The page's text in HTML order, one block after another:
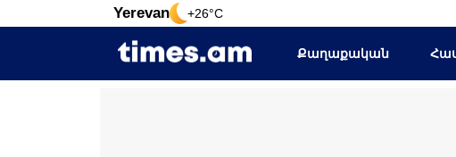
Yerevan +26°C
Քաղաքական